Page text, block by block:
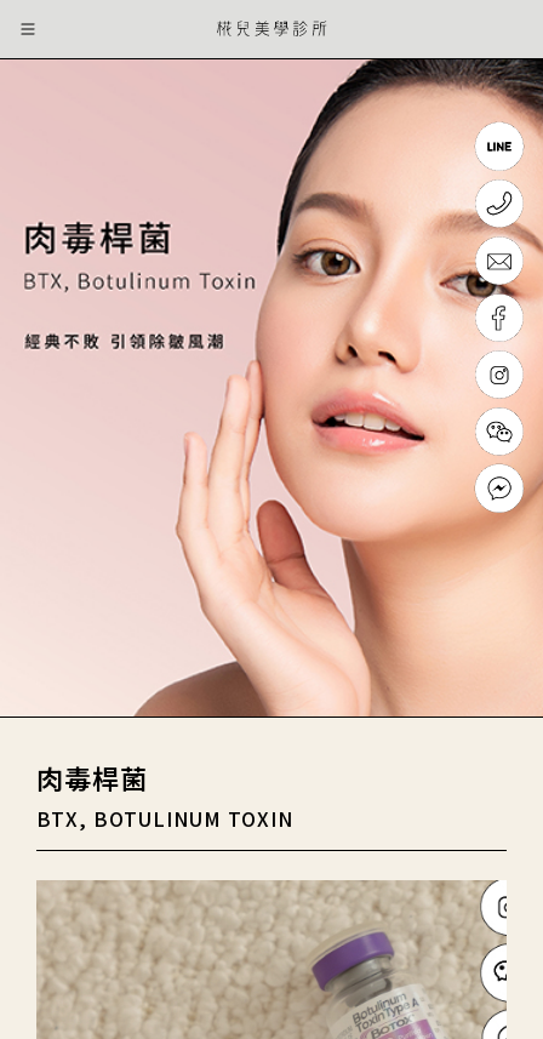
肉毒桿菌
BTX, BOTULINUM TOXIN